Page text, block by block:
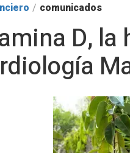
/ comunicados
D,